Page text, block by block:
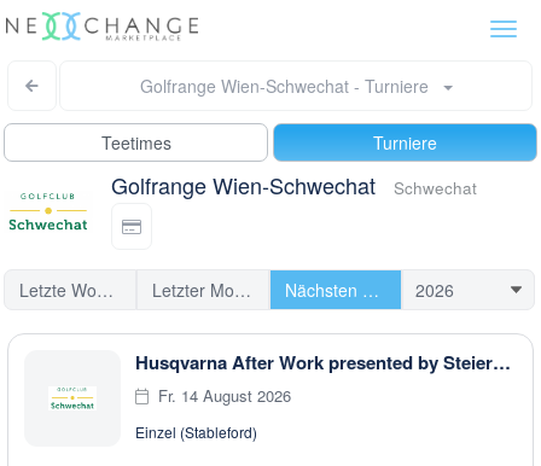
Golfrange Wien-Schwechat - Turniere
Teetimes Turniere
Golfrange Wien-Schwechat Schwechat
Letzte Woche Letzter Monat Nächsten Turniere
Husqvarna After Work presented by Steiermark GOLF CARD
Fr. 14 August 2026
Einzel (Stableford)